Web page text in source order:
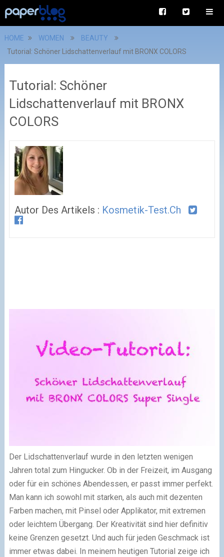
HOME WOMEN
BEAUTY
Tutorial: Schöner Lidschattenverlauf mit BRONX COLORS
Tutorial: Schöner
Lidschattenverlauf mit BRONX
COLORS
Autor Des Artikels : Kosmetik-Test.ch
Der Lidschattenverlauf wurde in den letzten wenigen
Jahren total zum Hingucker. Ob in der Freizeit, im Ausgang
oder für ein schönes Abendessen, er passt immer perfekt.
Man kann ich sowohl mit starken, als auch mit dezenten
Farben machen, mit Pinsel oder Applikator, mit extremen
oder leichtem Übergang. Der Kreativität sind hier definitiv
keine Grenzen gesetzt. Und auch für jeden Geschmack ist
immer etwas dabei. In meinem heutigen Tutorial zeige ich